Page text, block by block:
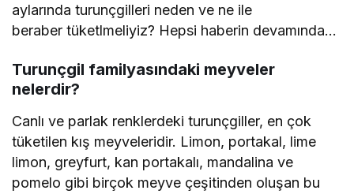
aylarında turunçgilleri neden ve ne ile
beraber tüketlmeliyiz? Hepsi haberin devamında…
Turunçgil familyasındaki meyveler
nelerdir?
Canlı ve parlak renklerdeki turunçgiller, en çok
tüketilen kış meyveleridir. Limon, portakal, lime
limon, greyfurt, kan portakalı, mandalina ve
pomelo gibi birçok meyve çeşitinden oluşan bu